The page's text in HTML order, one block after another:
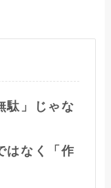
駄」じゃな
はなく「作